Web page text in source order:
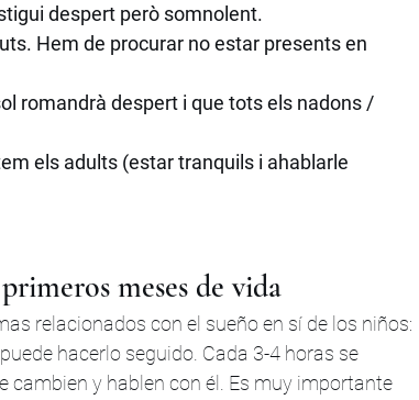
despert però somnolent.
Hem de procurar no estar presents en
romandrà despert i que tots els nadons /
els adults (estar tranquils i ahablarle
meses de vida
relacionados con el sueño en sí de los niños:
hacerlo seguido. Cada 3-4 horas se
cambien y hablen con él. Es muy importante